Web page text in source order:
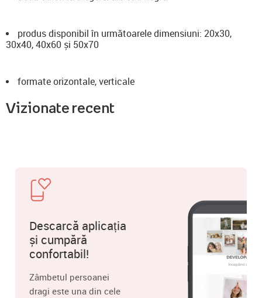
produs disponibil în următoarele dimensiuni: 20x30,
30x40, 40x60 și 50x70
formate orizontale, verticale
Vizionate recent
Descarcă aplicația
și cumpără
confortabil!
Zâmbetul persoanei
dragi este una din cele